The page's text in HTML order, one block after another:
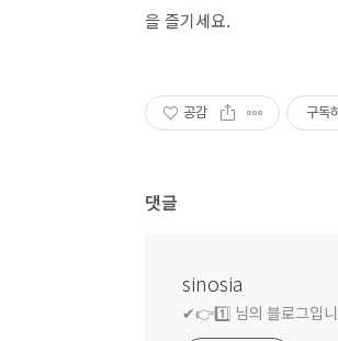
을 즐기세요.
공감 구독
댓글
sinosia
✔👉1️⃣ 님의 블로그입